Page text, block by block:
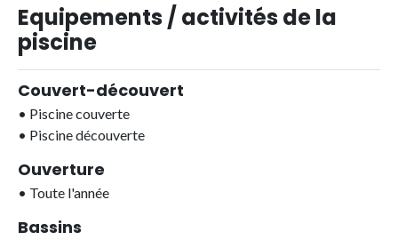
Equipements / activités de la
piscine
Couvert-découvert
• Piscine couverte
• Piscine découverte
Ouverture
• Toute l'année
Bassins